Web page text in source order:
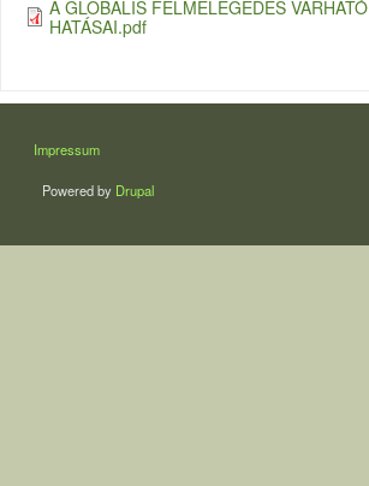
A GLOBÁLIS FELMELEGEDÉS VÁRHATÓ
HATÁSAI.pdf
LÁBLÉC
Impressum
Powered by Drupal